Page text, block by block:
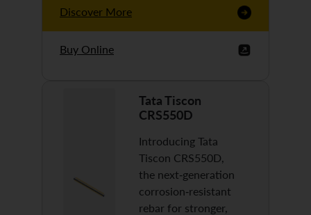
Discover More
Buy Online
Tata Tiscon
CRS550D
Introducing Tata
Tiscon CRS550D,
the next-generation
corrosion-resistant
rebar for stronger,